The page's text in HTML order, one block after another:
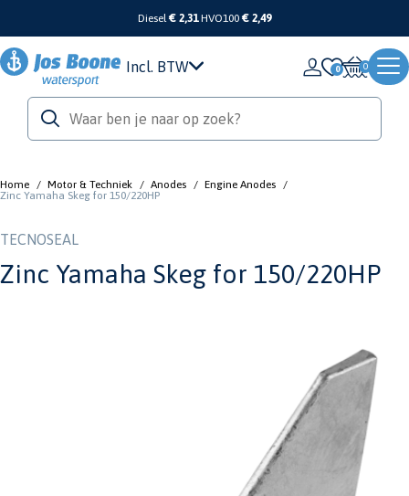
Diesel€ 2,31 HVO100 € 2,49
Incl. BTW 0
Home / Motor & Techniek / Anodes / Engine Anodes /
Zinc Yamaha Skeg for 150/220HP
TECNOSEAL
Zinc Yamaha Skeg for 150/220HP